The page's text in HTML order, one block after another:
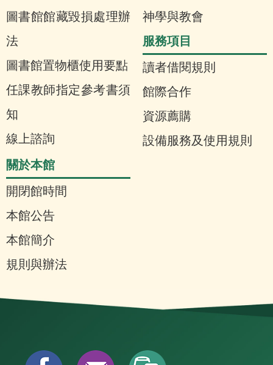
圖書館館藏毀損處理辦
法
圖書館置物櫃使用要點
任課教師指定參考書須
知
線上諮詢
神學與教會
服務項目
讀者借閱規則
館際合作
資源薦購
設備服務及使用規則
關於本館
開閉館時間
本館公告
本館簡介
規則與辦法